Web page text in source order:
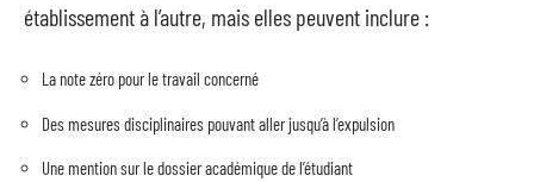
établissement à l’autre, mais elles peuvent inclure :
La note zéro pour le travail concerné
Des mesures disciplinaires pouvant aller jusqu’à l’expulsion
Une mention sur le dossier académique de l’étudiant